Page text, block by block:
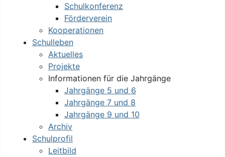
Schulkonferenz
Förderverein
Kooperationen
Schulleben
Aktuelles
Projekte
Informationen für die Jahrgänge
Jahrgänge 5 und 6
Jahrgänge 7 und 8
Jahrgänge 9 und 10
Archiv
Schulprofil
Leitbild